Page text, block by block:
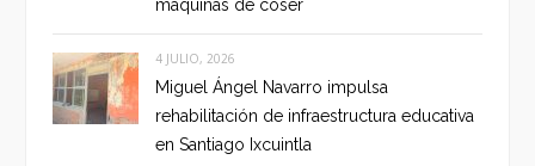
máquinas de coser
4 JULIO, 2026
Miguel Ángel Navarro impulsa
rehabilitación de infraestructura educativa
en Santiago Ixcuintla